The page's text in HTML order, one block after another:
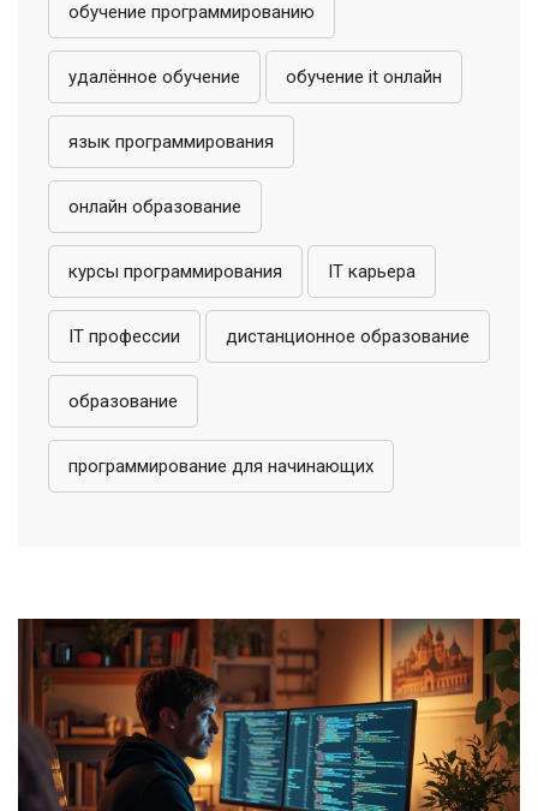
обучение программированию
удалённое обучение обучение it онлайн
язык программирования
онлайн образование
курсы программирования IT карьера
IT профессии дистанционное образование
образование
программирование для начинающих